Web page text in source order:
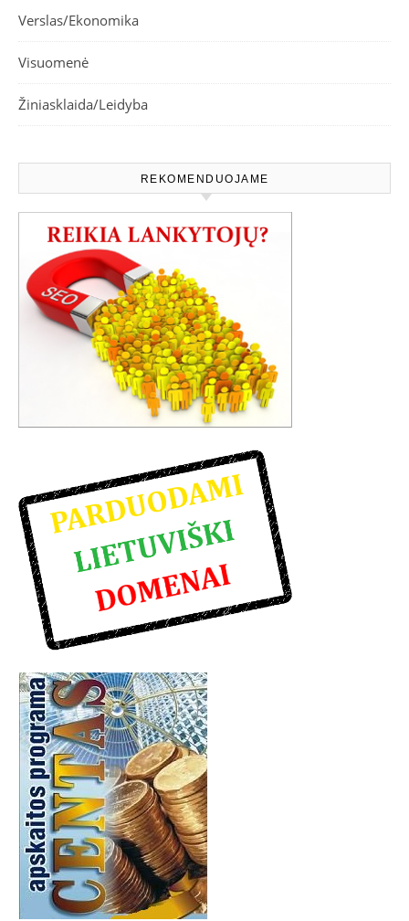
Verslas/Ekonomika
Visuomenė
Žiniasklaida/Leidyba
REKOMENDUOJAME